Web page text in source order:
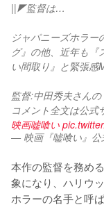
||◤監督は…
ジャパニーズホラー
グ』の他、近年も
い間取り』と緊張感
監督:中田秀夫さんの
コメント全文は公
映画嘘喰い
— 映画『嘘喰い』公
本作の監督を務め
象になり、ハリウ
ホラーの名手と呼